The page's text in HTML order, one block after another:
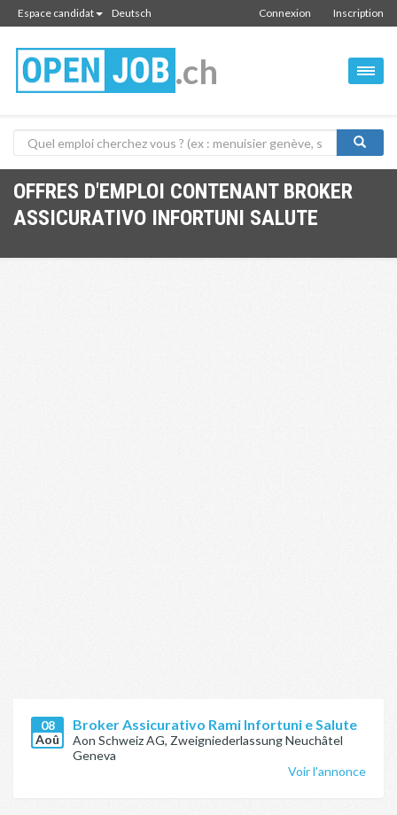
Espace candidat Deutsch Inscription
Connexion
.ch
OFFRES D'EMPLOI CONTENANT BROKER
ASSICURATIVO INFORTUNI SALUTE
08
Aoû
Broker Assicurativo Rami Infortuni e Salute
Aon Schweiz AG, Zweigniederlassung Neuchâtel
Geneva
Voir l'annonce